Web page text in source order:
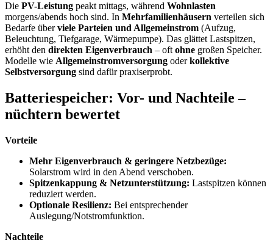
Die PV-Leistung peakt mittags, während Wohnlasten
morgens/abends hoch sind. In Mehrfamilienhäusern verteilen sich
Bedarfe überviele Parteien und Allgemeinstrom (Aufzug,
Beleuchtung, Tiefgarage, Wärmepumpe). Das glättet Lastspitzen,
erhöht den direkten Eigenverbrauch – oft ohne großen Speicher.
Modelle wie Allgemeinstromversorgung oderkollektive
Selbstversorgung sind dafür praxiserprobt.
Batteriespeicher: Vor- und Nachteile –
nüchtern bewertet
Vorteile
Mehr Eigenverbrauch & geringere Netzbezüge:
Solarstrom wird in den Abend verschoben.
Spitzenkappung & Netzunterstützung: Lastspitzen können
reduziert werden.
Optionale Resilienz: Bei entsprechender
Auslegung/Notstromfunktion.
Nachteile